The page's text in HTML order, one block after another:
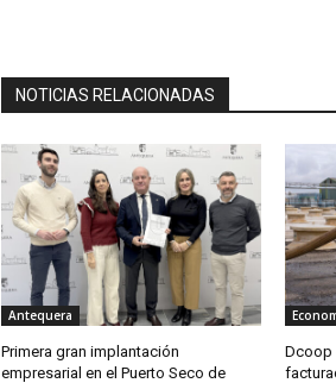
NOTICIAS RELACIONADAS
Antequera
Primera gran implantación
empresarial en el Puerto Seco de
Dcoop